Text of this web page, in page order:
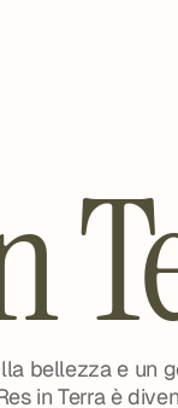
bellezza e un
in Terra è